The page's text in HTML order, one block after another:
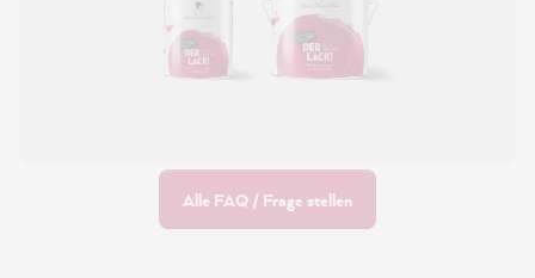
Alle FAQ / Frage stellen